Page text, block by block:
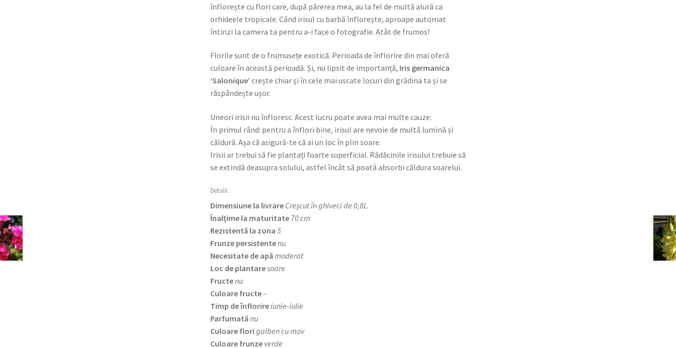
înflorește cu flori care, după părerea mea, au la fel de multă alură ca
orhideele tropicale. Când irisul cu barbă înflorește, aproape automat
întinzi la camera ta pentru a-i face o fotografie. Atât de frumos!
Florile sunt de o frumusețe exotică. Perioada de înflorire din mai oferă
culoare în această perioadă. Și, nu lipsit de importanță, Iris germanica
‘Salonique’ crește chiar și în cele mai uscate locuri din grădina ta și se
răspândește ușor.
Uneori irisii nu înfloresc. Acest lucru poate avea mai multe cauze:
În primul rând: pentru a înflori bine, irisul are nevoie de multă lumină și
căldură. Așa că asigură-te că ai un loc în plin soare.
Irisii ar trebui să fie plantați foarte superficial. Rădăcinile irisului trebuie să
se extindă deasupra solului, astfel încât să poată absorbi căldura soarelui.
Detalii:
Dimensiune la livrare Creșcut în ghiveci de 0,8L.
Înalțime la maturitate 70 cm
Rezistentă la zona 5
Frunze persistentenu
Necesitate de apămoderat
Loc de plantaresoare
Fructenu
Culoare fructe–
Timp de înflorireiunie-iulie
Parfumatănu
Culoare flori galben cu mov
Culoare frunze verde